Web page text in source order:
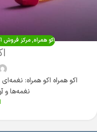
اکو همراه,مرکز فروش
اکو همراه اکو همراه:
نغمه‌ها و